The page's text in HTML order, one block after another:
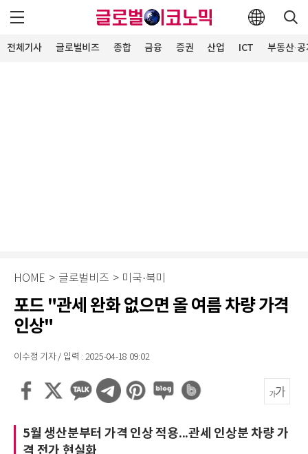
전체기사 글로벌비즈 종합 금융 증권 산업 ICT 부동산·
HOME > 글로벌비즈 > 미국·북미
포드 "관세 완화 없으면 올 여름 차량 가격
인상"
이수정 기자 / 입력 : 2025-04-18 09:02
5월 생산분부터 가격 인상 적용...관세 인상분 차량 가
격 전가 현실화